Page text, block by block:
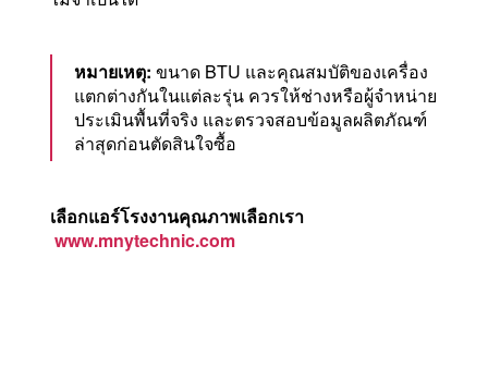
หมายเหตุ: ขนาด BTU และคุณสมบัติของเครื่อง
แตกต่างกันในแต่ละรุ่น ควรให้ช่างหรือผู้จำหน่าย
ประเมินพื้นที่จริง และตรวจสอบข้อมูลผลิตภัณฑ์
ล่าสุดก่อนตัดสินใจซื้อ
เลือกแอร์โรงงานคุณภาพเลือกเรา
www.mnytechnic.com